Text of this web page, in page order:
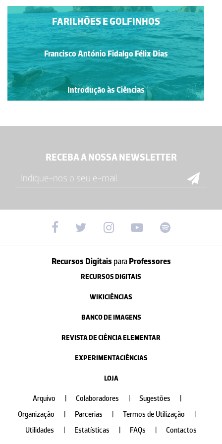
FARILHÕES E GOLFINHOS
Francisco António Fidalgo Félix Dias
Introdução às Ciências
RECEBA A NOSSA NEWSLETTER
Recursos Digitais paraProfessores
RECURSOS DIGITAIS
WIKICIÊNCIAS
BANCO DE IMAGENS
REVISTA DE CIÊNCIA ELEMENTAR
EXPERIMENTACIÊNCIAS
LOJA
Arquivo Colaboradores Sugestões
Organização
Parcerias Termos de Utilização
Utilidades
Estatísticas FAQs Contactos